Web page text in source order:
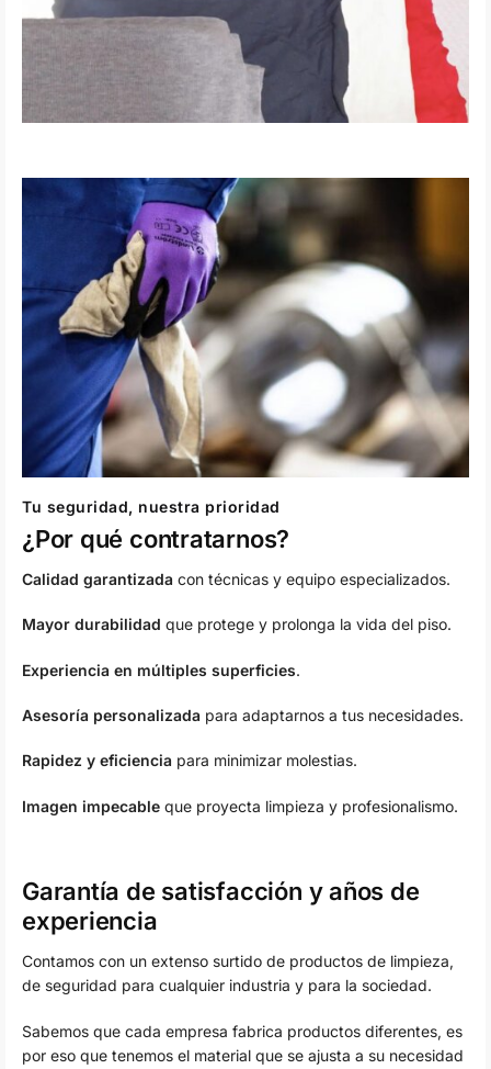
Tu seguridad, nuestra prioridad
¿Por qué contratarnos?
Calidad garantizada con técnicas y equipo especializados.
Mayor durabilidad que protege y prolonga la vida del piso.
Experiencia en múltiples superficies.
Asesoría personalizada para adaptarnos a tus necesidades.
Rapidez y eficiencia para minimizar molestias.
Imagen impecable que proyecta limpieza y profesionalismo.
Garantía de satisfacción y años de
experiencia
Contamos con un extenso surtido de productos de limpieza,
de seguridad para cualquier industria y para la sociedad.
Sabemos que cada empresa fabrica productos diferentes, es
por eso que tenemos el material que se ajusta a su necesidad